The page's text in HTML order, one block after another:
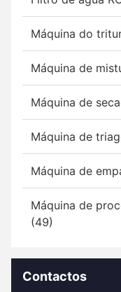
Máquina do
Máquina de
Máquina de
Máquina de
Máquina de
Máquina de
(49)
Contactos